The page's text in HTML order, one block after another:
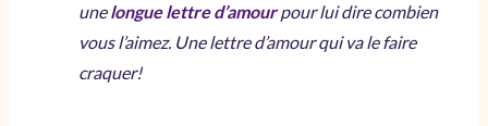
unelongue lettre d’amourpour lui dire combien
vous l’aimez. Une lettre d’amour qui va le faire
craquer!